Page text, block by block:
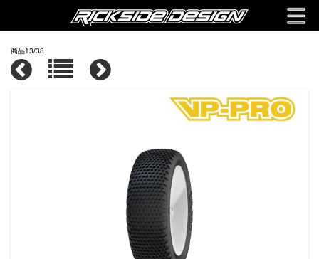
商品13/38